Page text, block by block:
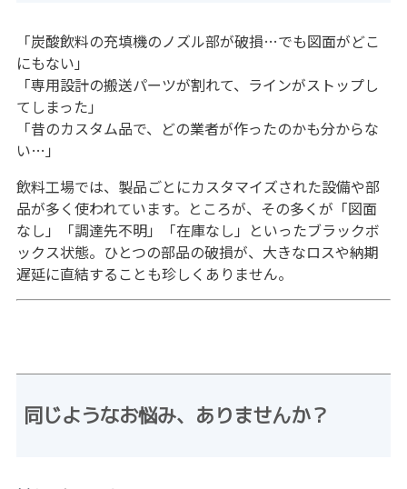
「炭酸飲料の充填機のノズル部が破損…でも図面がどこ
にもない」
「専用設計の搬送パーツが割れて、ラインがストップし
てしまった」
「昔のカスタム品で、どの業者が作ったのかも分からな
い…」
飲料工場では、製品ごとにカスタマイズされた設備や部
品が多く使われています。ところが、その多くが「図面
なし」「調達先不明」「在庫なし」といったブラックボ
ックス状態。ひとつの部品の破損が、大きなロスや納期
遅延に直結することも珍しくありません。
同じようなお悩み、ありませんか？